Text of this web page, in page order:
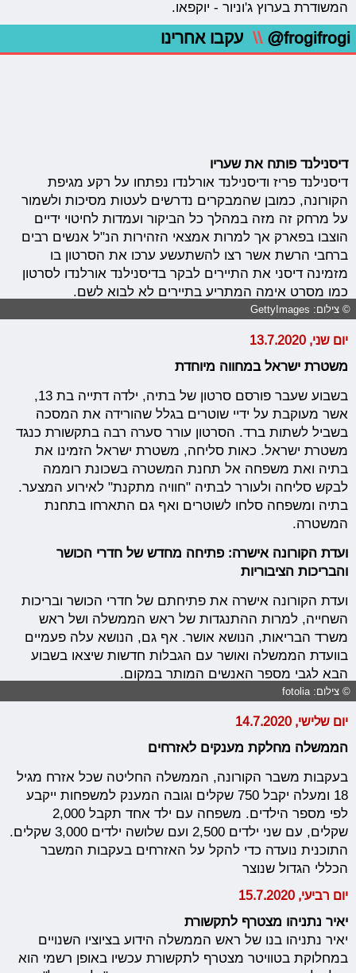
המשודרת בערוץ ג'וניור - יוקפאו.
@frogifrogi
\\ עקבו אחרינו
דיסנילנד פותח את שעריו
דיסנילנד פריז ודיסנילנד אורלנדו נפתחו על רקע מגיפת
הקורונה, כמובן שהמבקרים נדרשים לעטות מסיכות ולשמור
על מרחק זה מזה במהלך כל הביקור ועמדות לחיטוי ידיים
הוצבו בפארק אך למרות אמצאי הזהירות הנ"ל אנשים רבים
ברחבי הרשת אשר רצו להשתעשע ערכו את הסרטון בו
מזמינה דיסני את התיירים לבקר בדיסנילנד אורלנדו לסרטון
כמו מסרט אימה המתריע בתיירים לא לבוא לשם.
© צילום: GettyImages
יום שני, 13.7.2020
משטרת ישראל במחווה מיוחדת
בשבוע שעבר פורסם סרטון של בתיה, ילדה דתייה בת 13,
אשר מעוקבת על ידיי שוטרים בגלל שהורידה את המסכה
בשביל לשתות ברד. הסרטון עורר סערה רבה בתקשורת כנגד
משטרת ישראל. כאות סליחה, משטרת ישראל הזמינו את
בתיה ואת משפחה אל תחנת המשטרה בשכונת רוממה
לבקש סליחה ולעורר לבתיה "חוויה מתקנת" לאירוע המצער.
בתיה ומשפחה סלחו לשוטרים ואף גם התארחו בתחנת
המשטרה.
ועדת הקורונה אישרה: פתיחה מחדש של חדרי הכושר
והבריכות הציבוריות
ועדת הקורונה אישרה את פתיחתם של חדרי הכושר ובריכות
השחייה, למרות ההתנגדות של ראש הממשלה ושל ראש
משרד הבריאות, הנושא אושר. אף גם, הנושא עלה פעמיים
בוועדת הממשלה ואושר עם הגבלות חדשות שיצאו בשבוע
הבא לגבי מספר האנשים המותר במקום.
© צילום: fotolia
יום שלישי, 14.7.2020
הממשלה מחלקת מענקים לאזרחים
בעקבות משבר הקורונה, הממשלה החליטה שכל אזרח מגיל
18 ומעלה יקבל 750 שקלים וגובה המענק למשפחות ייקבע
לפי מספר הילדים. משפחה עם ילד אחד תקבל 2,000
שקלים, עם שני ילדים 2,500 ועם שלושה ילדים 3,000 שקלים.
התוכנית נועדה כדי להקל על האזרחים בעקבות המשבר
הכללי הגדול שנוצר
יום רביעי, 15.7.2020
יאיר נתניהו מצטרף לתקשורת
יאיר נתניהו בנו של ראש הממשלה הידוע בציוציו השנויים
במחלוקת בטוויטר מצטרף לתקשורת עכשיו באופן רשמי הוא